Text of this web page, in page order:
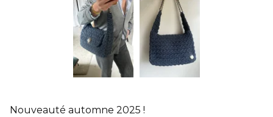
Nouveauté automne 2025 !